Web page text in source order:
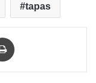
tapas